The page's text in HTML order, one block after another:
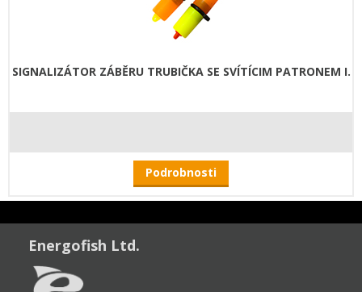
SIGNALIZÁTOR ZÁBĚRU TRUBIČKA SE SVÍTÍCIM PATRONEM I.
Podrobnosti
Energofish Ltd.